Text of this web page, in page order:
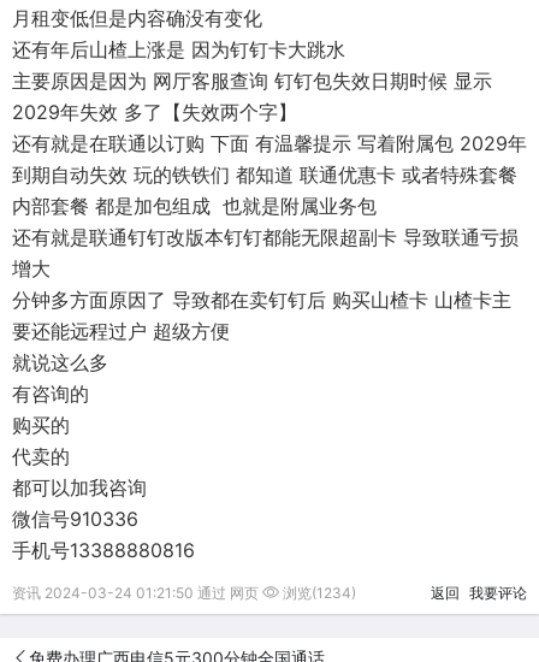
月租变低但是内容确没有变化
还有年后山楂上涨是 因为钉钉卡大跳水
主要原因是因为 网厅客服查询 钉钉包失效日期时候 显示
2029年失效 多了【失效两个字】
还有就是在联通以订购 下面 有温馨提示 写着附属包 2029年
到期自动失效 玩的铁铁们 都知道 联通优惠卡 或者特殊套餐
内部套餐 都是加包组成 也就是附属业务包
还有就是联通钉钉改版本钉钉都能无限超副卡 导致联通亏损
增大
分钟多方面原因了 导致都在卖钉钉后 购买山楂卡 山楂卡主
要还能远程过户 超级方便
就说这么多
有咨询的
购买的
代卖的
都可以加我咨询
微信号910336
手机号13388880816
资讯 2024-03-24 01:21:50 通过 网页 浏览(1234) 返回 我要评论
免费办理广西电信5元300分钟全国通话